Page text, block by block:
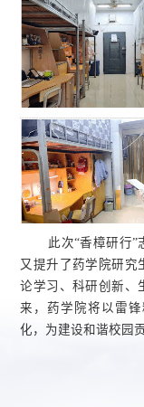
此次“香樟研行”
又提升了药学院研究
论学习、科研创新、
来，药学院将以雷
化，为建设和谐校园